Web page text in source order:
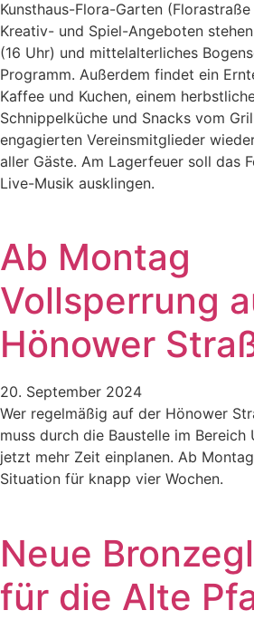
Kunsthaus-Flora-Garten (Florastraße
Kreativ- und Spiel-Angeboten
(16 Uhr) und mittelalterliches
Programm. Außerdem findet ein
Kaffee und Kuchen, einem
Schnippelküche und Snacks vom
engagierten Vereinsmitglieder
aller Gäste. Am Lagerfeuer soll das
Live-Musik ausklingen.
Ab Montag
Vollsperrung
Hönower
20. September 2024
Wer regelmäßig auf der Hönower
muss durch die Baustelle im Bereich
jetzt mehr Zeit einplanen. Ab
Situation für knapp vier Wochen.
Neue
für die Alte